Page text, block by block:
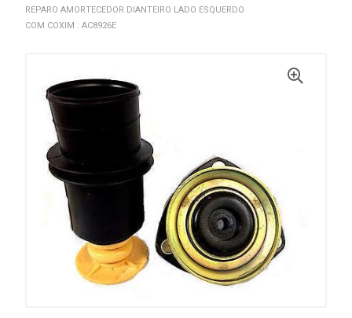
REPARO AMORTECEDOR DIANTEIRO LADO ESQUERDO
COM COXIM : AC8926E